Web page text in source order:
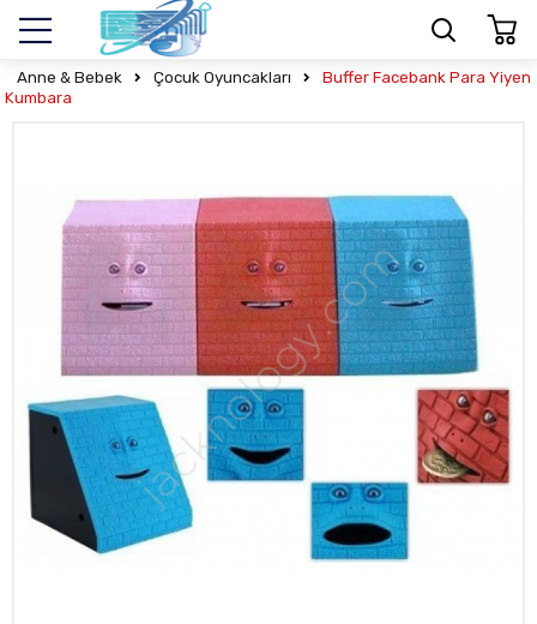
Anne & Bebek Çocuk Oyuncakları
Buffer Facebank Para Yiyen
Kumbara